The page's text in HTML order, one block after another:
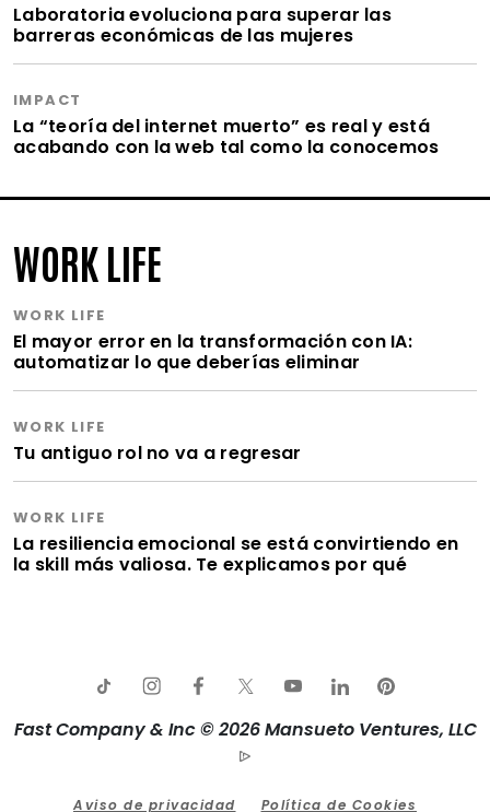
Laboratoria evoluciona para superar las
barreras económicas de las mujeres
IMPACT
La “teoría del internet muerto” es real y está
acabando con la web tal como la conocemos
WORK LIFE
WORK LIFE
El mayor error en la transformación con IA:
automatizar lo que deberías eliminar
WORK LIFE
Tu antiguo rol no va a regresar
WORK LIFE
La resiliencia emocional se está convirtiendo en
la skill más valiosa. Te explicamos por qué
Fast Company & Inc © 2026 Mansueto Ventures, LLC
Aviso de privacidad Política de Cookies